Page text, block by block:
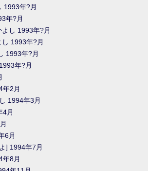
1993年?月
年?月
し 1993年?月
1993年?月
1993年?月
年?月
年2月
1994年3月
4月
6月
] 1994年7月
年8月